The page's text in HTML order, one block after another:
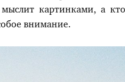
картинками, а
внимание.